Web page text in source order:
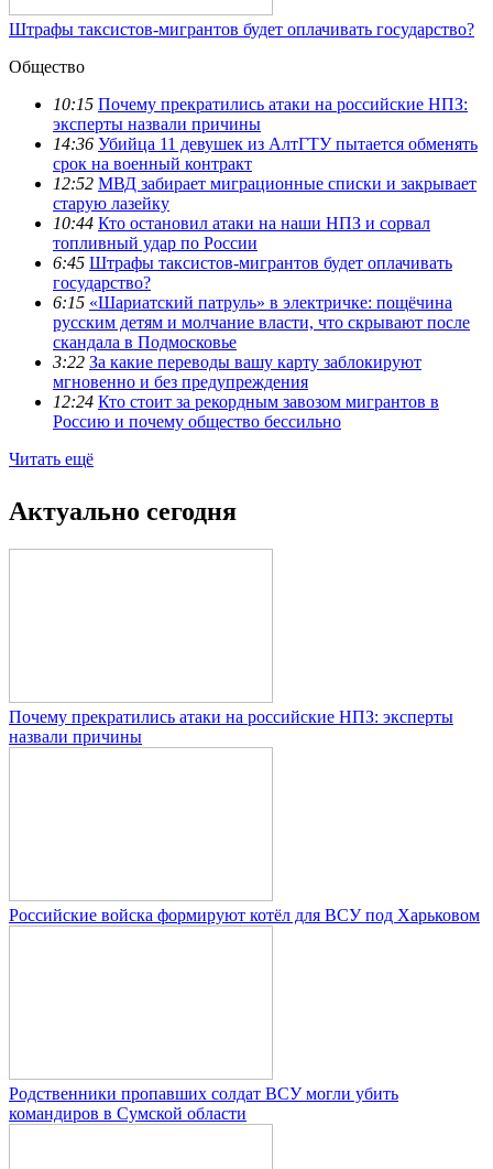
Штрафы таксистов-мигрантов будет оплачивать государство?
Общество
10:15 Почему прекратились атаки на российские НПЗ:
эксперты назвали причины
14:36 Убийца 11 девушек из АлтГТУ пытается обменять
срок на военный контракт
12:52 МВД забирает миграционные списки и закрывает
старую лазейку
10:44 Кто остановил атаки на наши НПЗ и сорвал
топливный удар по России
6:45 Штрафы таксистов-мигрантов будет оплачивать
государство?
6:15 «Шариатский патруль» в электричке: пощёчина
русским детям и молчание власти, что скрывают после
скандала в Подмосковье
3:22 За какие переводы вашу карту заблокируют
мгновенно и без предупреждения
12:24 Кто стоит за рекордным завозом мигрантов в
Россию и почему общество бессильно
Читать ещё
Актуально сегодня
Почему прекратились атаки на российские НПЗ: эксперты
назвали причины
Российские войска формируют котёл для ВСУ под Харьковом
Родственники пропавших солдат ВСУ могли убить
командиров в Сумской области